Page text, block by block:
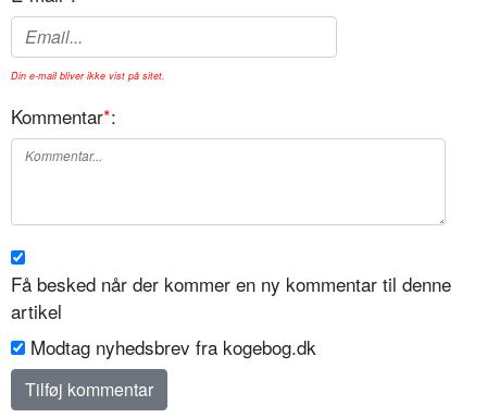
Din e-mail bliver ikke vist på sitet.
Kommentar*:
Få besked når der kommer en ny kommentar til denne
artikel
Modtag nyhedsbrev fra kogebog.dk